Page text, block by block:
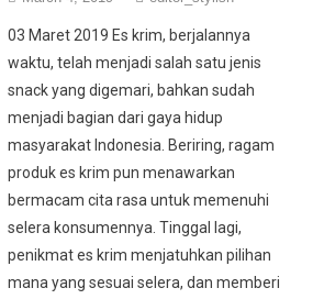
03 Maret 2019 Es krim, berjalannya
waktu, telah menjadi salah satu jenis
snack yang digemari, bahkan sudah
menjadi bagian dari gaya hidup
masyarakat Indonesia. Beriring, ragam
produk es krim pun menawarkan
bermacam cita rasa untuk memenuhi
selera konsumennya. Tinggal lagi,
penikmat es krim menjatuhkan pilihan
mana yang sesuai selera, dan memberi